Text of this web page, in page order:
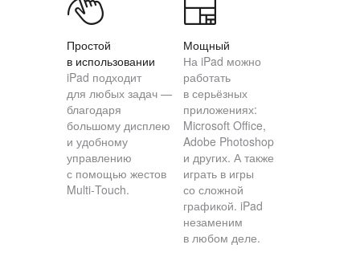
Простой
в использовании
iPad подходит
для любых задач —
благодаря
большому дисплею
и удобному
управлению
с помощью жестов
Multi‑Touch.
Мощный
На iPad можно
работать
в серьёзных
приложениях:
Microsoft Office,
Adobe Photoshop
и других. А также
играть в игры
со сложной
графикой. iPad
незаменим
в любом деле.